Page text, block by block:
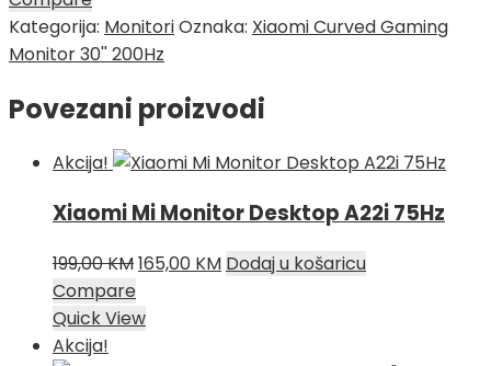
Kategorija: MonitoriOznaka: Xiaomi Curved Gaming
Monitor 30'' 200Hz
Povezani proizvodi
Akcija!
Xiaomi Mi Monitor Desktop A22i 75Hz
199,00KMIzvorna
bila
165,00 KMTrenutna
Dodaj u košaricu
Compare
Quick View
Akcija!